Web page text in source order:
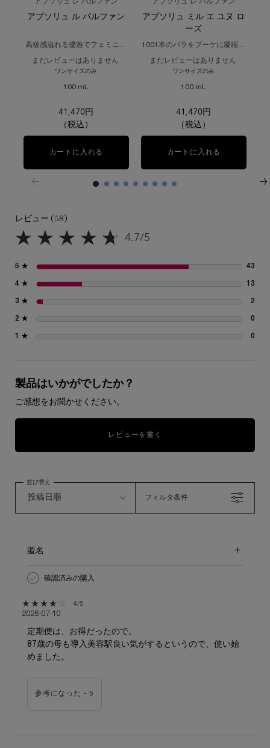
アプソリュ レ パルファン
アプソリュ ル パルファン
高級感溢れる優雅でフェミニン
まだレビューはありません
ワンサイズのみ
100 mL
41,470円
（税込）
カートに入れる アプソリュ ル パルファン
アプソリュ レ パルファン
アプソリュ ミル エ ユヌ ロ
ーズ
1001本のバラをブーケに凝縮し
り。
まだレビューはありません
ワンサイズのみ
100 mL
41,470円
（税込）
カートに入れる
レビューレビュー (58)
5星中4.7。 4.7/5
5 ★ 43
4 ★ 13
3 ★ 2
2 ★ 0
1 ★ 0
製品はいかがでしたか？
ご感想をお聞かせください。
レビューを書く
並び替え
フィルタ条件
匿名
確認済みの購入
5星中4。 4/5
2026-07-10
定期便は、お得だったので。
87歳の母も導入美容駅良い気がするというので、使い始
めました。
参考になった -5